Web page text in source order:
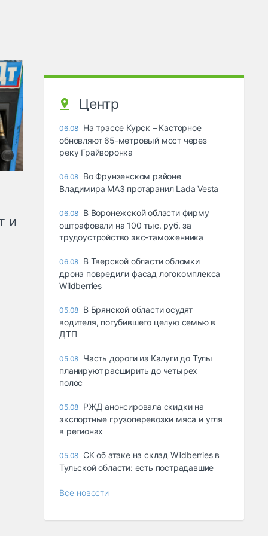
и
Центр
06.08 На трассе Курск – Касторное
обновляют 65-метровый мост через
реку Грайворонка
06.08 Во Фрунзенском районе
Владимира МАЗ протаранил Lada Vesta
06.08 В Воронежской области фирму
оштрафовали на 100 тыс. руб. за
трудоустройство экс-таможенника
06.08 В Тверской области обломки
дрона повредили фасад логокомплекса
Wildberries
05.08 В Брянской области осудят
водителя, погубившего целую семью в
ДТП
05.08 Часть дороги из Калуги до Тулы
планируют расширить до четырех
полос
05.08 РЖД анонсировала скидки на
экспортные грузоперевозки мяса и угля
в регионах
05.08 СК об атаке на склад Wildberries в
Тульской области: есть пострадавшие
Все новости